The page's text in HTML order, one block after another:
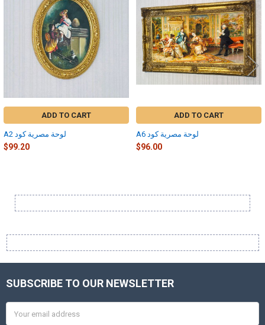
Products
ADD TO CART
A2 لوحة مصرية كود
$99.20
ADD TO CART
A6 لوحة مصرية كود
$96.00
Footer
SUBSCRIBE TO OUR NEWSLETTER
Address